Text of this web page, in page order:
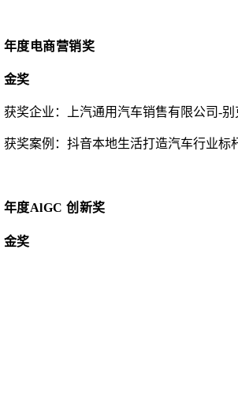
年度电商营销奖
金奖
获奖企业： 上汽通用汽车销售有限公司-别
获奖案例： 抖音本地生活打造汽车行业标
年度AlGC 创新奖
金奖